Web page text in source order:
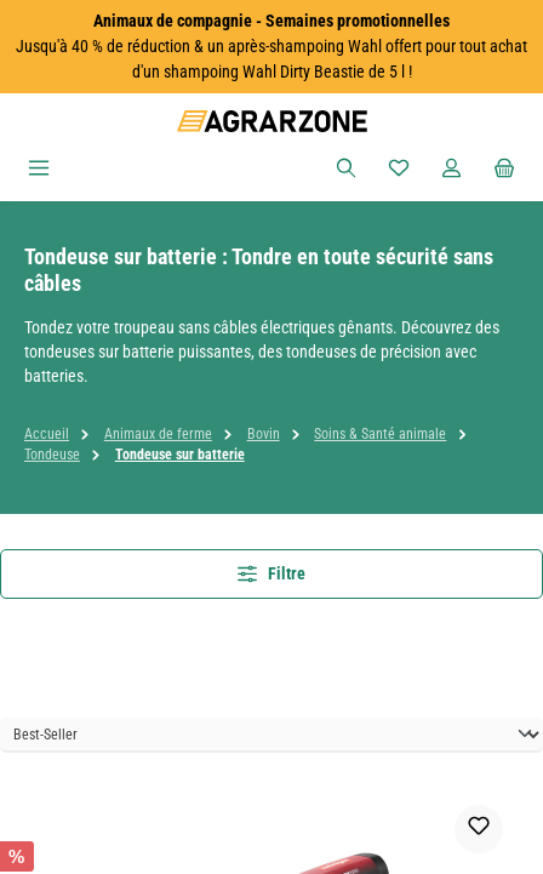
Passer au contenu principalAnimaux de compagnie - Semaines promotionnelles
Jusqu'à 40 % de réduction & un après-shampoing Wahl offert pour tout achat
d'un shampoing Wahl Dirty Beastie de 5 l !
Vous avez 0
Tondeuse sur batterie : Tondre en toute sécurité sans
câbles
Tondez votre troupeau sans câbles électriques gênants. Découvrez des
tondeuses sur batterie puissantes, des tondeuses de précision avec
batteries.
Accueil Animaux de ferme Bovin
Soins & Santé animale
Tondeuse
Tondeuse sur batterie
Filtre
%